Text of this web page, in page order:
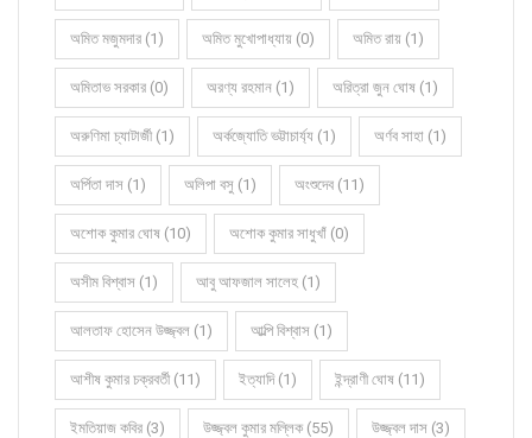
অমিত মজুমদার (1) অমিত মুখোপাধ্যায় (0) অমিত রায় (1)
অমিতাভ সরকার (0) অরণ্য রহমান (1) অরিত্রা জুন ঘোষ (1)
অরুণিমা চ্যাটার্জী (1) অর্কজ্যোতি ভট্টাচার্য্য (1) অর্ণব সাহা (1)
অর্পিতা দাস (1) অলিপা বসু (1) অংশুদেব (11)
অশোক কুমার ঘোষ (10) অশোক কুমার সাধুখাঁ (0)
অসীম বিশ্বাস (1) আবু আফজাল সালেহ (1)
আলতাফ হোসেন উজ্জ্বল (1) আল্পি বিশ্বাস (1)
আশীষ কুমার চক্রবর্তী (11) ইত্যাদি (1) ইন্দ্রাণী ঘোষ (11)
ইমতিয়াজ কবির (3) উজ্জ্বল কুমার মল্লিক (55) উজ্জ্বল দাস (3)